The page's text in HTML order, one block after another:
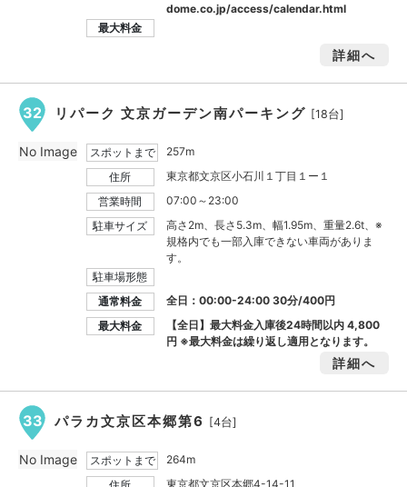
dome.co.jp/access/calendar.html
最大料金
詳細へ
32 リパーク 文京ガーデン南パーキング [18台]
スポットまで
257m
住所
東京都文京区小石川１丁目１ー１
営業時間
07:00～23:00
駐車サイズ
高さ2m、長さ5.3m、幅1.95m、重量2.6t、※
規格内でも一部入庫できない車両がありま
す。
駐車場形態
通常料金
全日：00:00-24:00 30分/400円
最大料金
【全日】最大料金入庫後24時間以内4,800
円 ※最大料金は繰り返し適用となります。
詳細へ
No Image
33 パラカ文京区本郷第6 [4台]
スポットまで
264m
東京都文京区本郷4-14-11
No Image